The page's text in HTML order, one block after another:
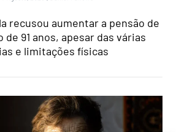
recusou aumentar a pensão de
91 anos, apesar das várias
e limitações físicas